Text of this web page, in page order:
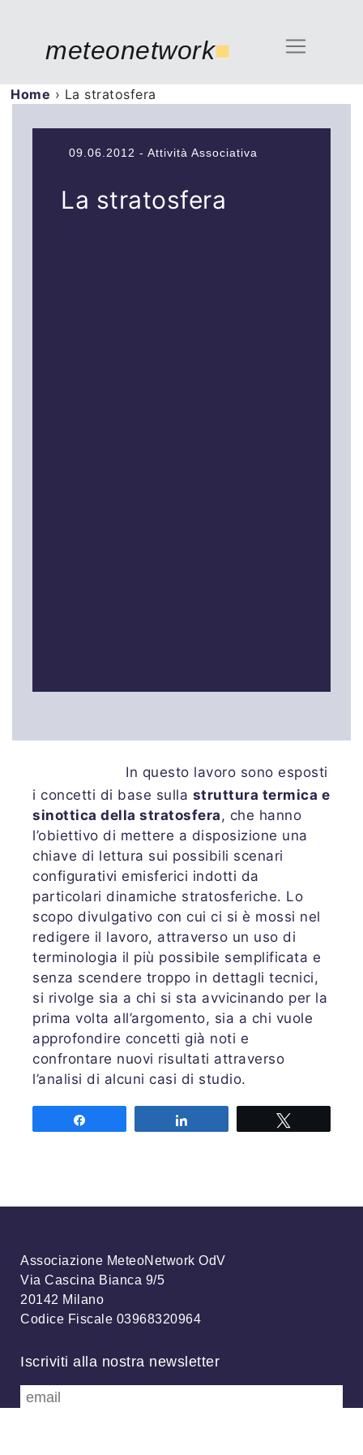
meteonetwork■
Home › La stratosfera
09.06.2012 - Attività Associativa
La stratosfera
In questo lavoro sono esposti
i concetti di base sulla struttura termica e
sinottica della stratosfera , che hanno
l’obiettivo di mettere a disposizione una
chiave di lettura sui possibili scenari
configurativi emisferici indotti da
particolari dinamiche stratosferiche. Lo
scopo divulgativo con cui ci si è mossi nel
redigere il lavoro, attraverso un uso di
terminologia il più possibile semplificata e
senza scendere troppo in dettagli tecnici,
si rivolge sia a chi si sta avvicinando per la
prima volta all’argomento, sia a chi vuole
approfondire concetti già noti e
confrontare nuovi risultati attraverso
l’analisi di alcuni casi di studio.
Associazione MeteoNetwork OdV
Via Cascina Bianca 9/5
20142 Milano
Codice Fiscale 03968320964
Iscriviti alla nostra newsletter